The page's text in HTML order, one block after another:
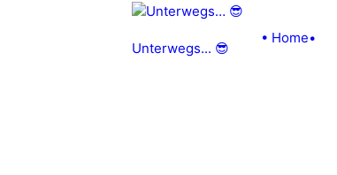
Unterwegs... 😎
• Home•